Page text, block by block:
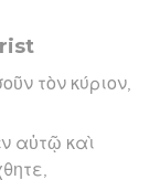
τὸν κύριον,
αὐτῷ καὶ